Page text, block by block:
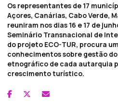
Os representantes de 17
Açores, Canárias, Cabo Verde,
reuniram nos dias 16 e 17 de
Seminário Transnacional de
do projeto ECO-TUR, procura
conhecimentos sobre gestão
etnográfico de cada autarquia
crescimento turístico.